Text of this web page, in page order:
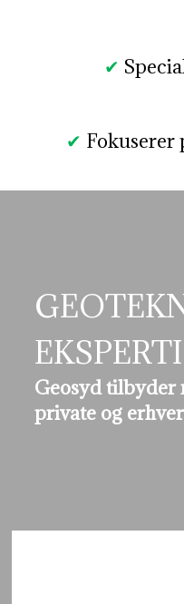
✔
✔
Geosyd tilbyder
private og